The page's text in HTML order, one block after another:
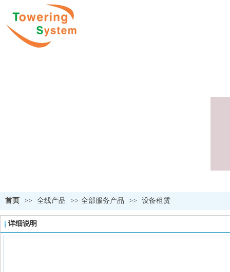
首页 >> 全线产品 >> 全部服务产品 >> 设备租赁
详细说明